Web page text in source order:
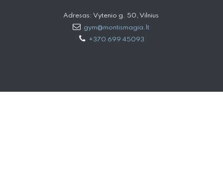
Adresas: Vytenio g. 50, Vilnius
gym@montismagia.lt
+370 699 45093